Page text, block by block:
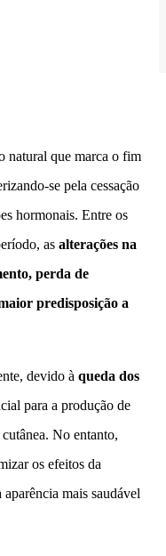
natural que marca o fim
se pela cessação
hormonais. Entre os
as alterações na
perda de
predisposição a
devido à queda dos
para a produção de
No entanto,
os efeitos da
mais saudável